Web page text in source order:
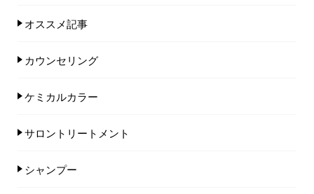
オススメ記事
カウンセリング
ケミカルカラー
サロントリートメント
シャンプー